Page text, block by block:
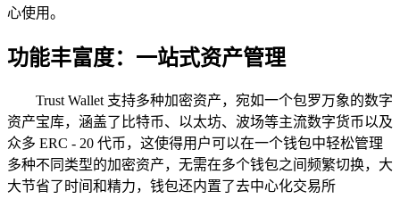
心使用。
功能丰富度：一站式资产管理
Trust Wallet 支持多种加密资产，宛如一个包罗万象的数字
资产宝库，涵盖了比特币、以太坊、波场等主流数字货币以及
众多 ERC - 20 代币，这使得用户可以在一个钱包中轻松管理
多种不同类型的加密资产，无需在多个钱包之间频繁切换，大
大节省了时间和精力，钱包还内置了去中心化交易所